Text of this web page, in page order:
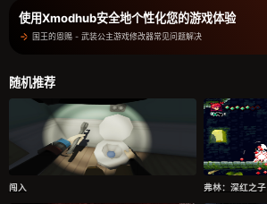
使用Xmodhub安全地个性化您的游戏体验
国王的恩赐 - 武装公主游戏修改器常见问题解决
随机推荐
闯入 弗林：深红之子